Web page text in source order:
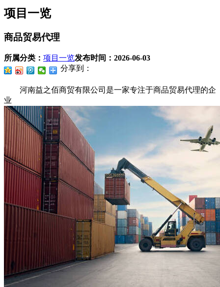
项目一览
商品贸易代理
所属分类： 项目一览发布时间： 2026-06-03
分享到：
河南益之佰商贸有限公司是一家专注于商品贸易代理的企
业